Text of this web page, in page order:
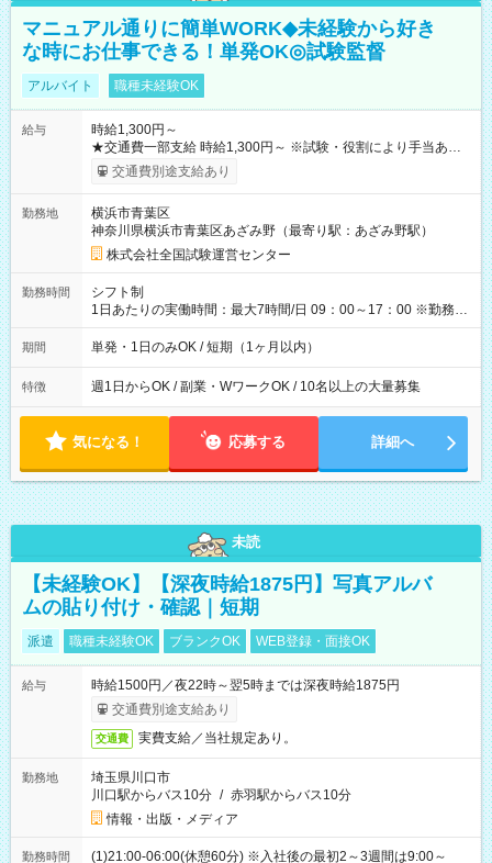
マニュアル通りに簡単WORK◆未経験から好き
な時にお仕事できる！単発OK◎試験監督
アルバイト 職種未経験OK
給与
時給1,300円～
★交通費一部支給 時給1,300円～ ※試験・役割により手当あり
※勤務回数により昇給あり 【即給（前払い）オプションあ
り！】 希望される場合、勤務から1週間ほどで給与の一部を受け
例】 ・河合塾模擬試験 8:30～17:30（休憩1時間） 時給1,300円
×8時間＝日収10,400円＋交通費 ※当日の役割により時給＋100
円の場合あり ・国家試験 7:00～13:30（休憩なし） 時給1,300
円（役割手当＋100円）×6時間＝日収8,400円＋交通費 【試用期
間】試用期間なし
交通費別途支給あり
勤務地
横浜市青葉区
神奈川県横浜市青葉区あざみ野（最寄り駅：あざみ野駅）
株式会社全国試験運営センター
勤務時間
シフト制
1日あたりの実働時間：最大7時間/日 09：00～17：00 ※勤務時
間は 試験により異なります。
期間 単発・1日のみOK / 短期（1ヶ月以内）
特徴 週1日からOK / 副業・WワークOK / 10名以上の大量募集
気になる！ 応募する 詳細へ
未読
【未経験OK】【深夜時給1875円】写真アルバ
ムの貼り付け・確認｜短期
派遣 職種未経験OK ブランクOK WEB登録・面接OK
給与
時給1500円／夜22時～翌5時までは深夜時給1875円
交通費別途支給あり
交通費 実費支給／当社規定あり。
勤務地
埼玉県川口市
川口駅からバス10分 / 赤羽駅からバス10分
情報・出版・メディア
勤務時間
(1)21:00-06:00(休憩60分) ※入社後の最初2～3週間は9:00～